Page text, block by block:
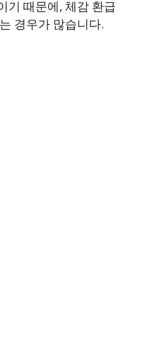
기 때문에, 체감 환급
경우가 많습니다.